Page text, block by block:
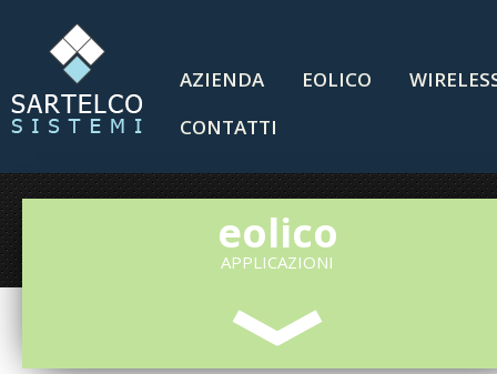
AZIENDA EOLICO
CONTATTI
eolico
APPLICAZIONI